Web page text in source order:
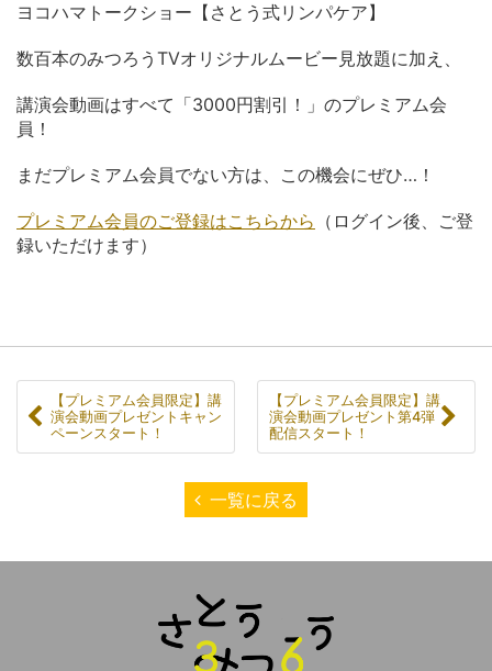
ヨコハマトークショー【さとう式リンパケア】
数百本のみつろうTVオリジナルムービー見放題に加え、
講演会動画はすべて「3000円割引！」のプレミアム会
員！
まだプレミアム会員でない方は、この機会にぜひ…！
プレミアム会員のご登録はこちらから （ログイン後、ご登
録いただけます）
【プレミアム会員限定】講
演会動画プレゼントキャン
ペーンスタート！
【プレミアム会員限定】講
演会動画プレゼント第4弾
配信スタート！
一覧に戻る